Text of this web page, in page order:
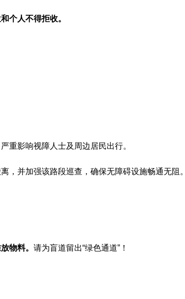
个人不得拒收。
重影响视障人士及周边居民出行。
，并加强该路段巡查，确保无障碍设施畅通无阻。
物料。 请为盲道留出“绿色通道”！